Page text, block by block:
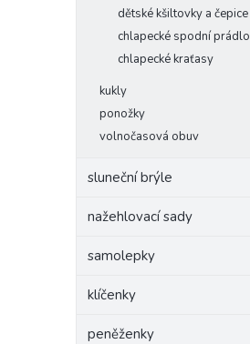
dětské kšiltovky a čepice
chlapecké spodní prádlo
chlapecké kraťasy
kukly
ponožky
volnočasová obuv
sluneční brýle
nažehlovací sady
samolepky
klíčenky
peněženky